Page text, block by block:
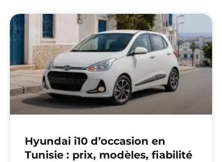
Hyundai i10 d’occasion en
Tunisie : prix, modèles, fiabilité